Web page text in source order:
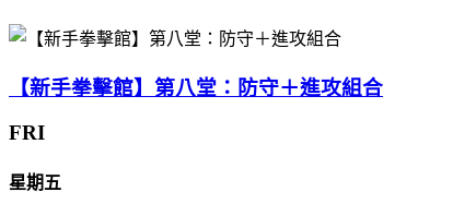
【新手拳擊館】第八堂：防守＋進攻組合
FRI
星期五